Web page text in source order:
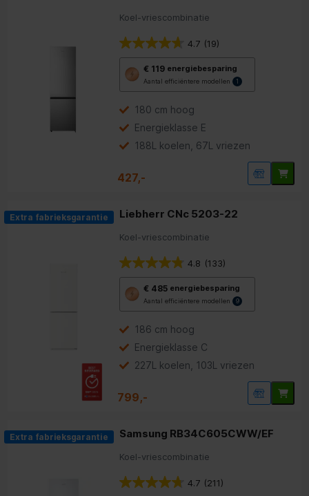
Koel-vriescombinatie
4.7 (19)
€ 119 energiebesparing
Aantal efficiëntere modellen 1
deze
Youreko’s
voor
energiebesparing.
180 cm hoog
Energieklasse E
188L koelen, 67L vriezen
427,-
Extra fabrieksgarantie Liebherr CNc 5203-22
Koel-vriescombinatie
4.8 (133)
€ 485 energiebesparing
Aantal efficiëntere modellen 9
deze
Youreko’s
voor
energiebesparing.
186 cm hoog
Energieklasse C
227L koelen, 103L vriezen
799,-
Extra fabrieksgarantie Samsung RB34C605CWW/EF
Koel-vriescombinatie
4.7 (211)